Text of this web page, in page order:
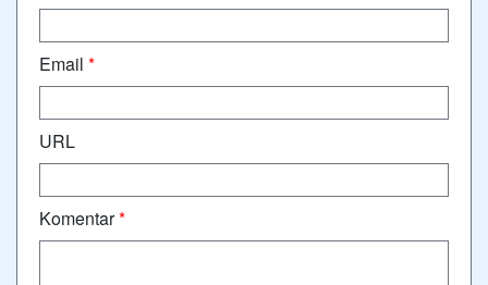
Email *
URL
Komentar*